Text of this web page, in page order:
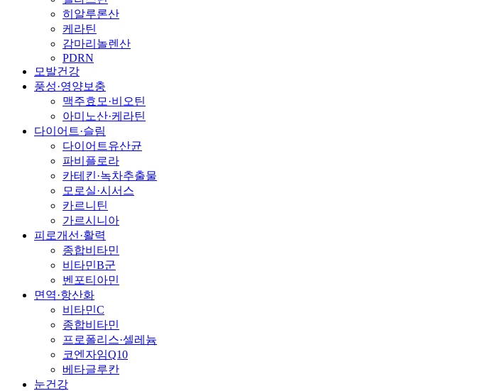
히알루론산
케라틴
감마리놀렌산
PDRN
모발건강
풍성·영양보충
맥주효모·비오틴
아미노산·케라틴
다이어트·슬림
다이어트유산균
파비플로라
카테킨·녹차추출물
모로실·시서스
카르니틴
가르시니아
피로개선·활력
종합비타민
비타민B군
벤포티아민
면역·항산화
비타민C
종합비타민
프로폴리스·셀레늄
코엔자임Q10
베타글루칸
눈건강